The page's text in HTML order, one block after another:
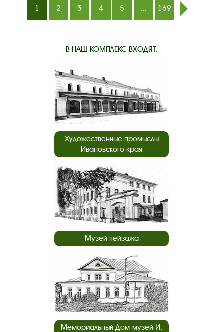
1 2 3 4 5 ...
169
В НАШ КОМПЛЕКС ВХОДЯТ:
Художественные промыслы
Ивановского края
Музей пейзажа
Мемориальный Дом-музей И.